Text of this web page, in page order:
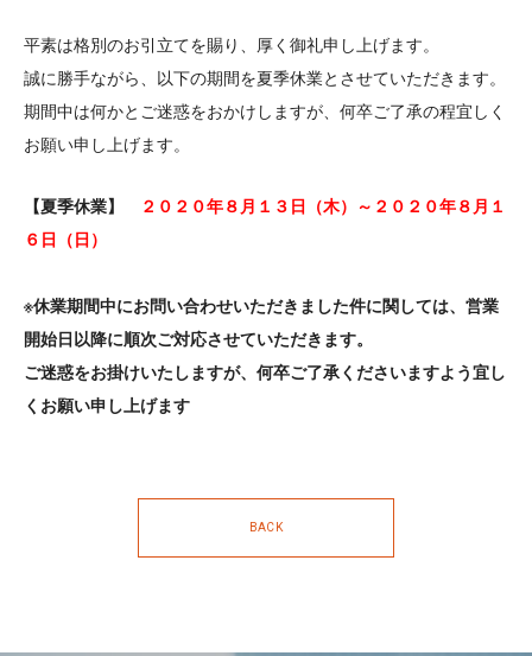
平素は格別のお引立てを賜り、厚く御礼申し上げます。
誠に勝手ながら、以下の期間を夏季休業とさせていただきます。
期間中は何かとご迷惑をおかけしますが、何卒ご了承の程宜しく
お願い申し上げます。
【夏季休業】
２０２０年８月１３日（木）～２０２０年８月１
６日（日）
※休業期間中にお問い合わせいただきました件に関しては、営業
開始日以降に順次ご対応させていただきます。
ご迷惑をお掛けいたしますが、何卒ご了承くださいますよう宜し
くお願い申し上げます
BACK